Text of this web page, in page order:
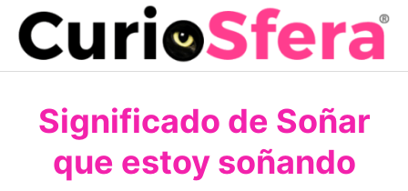
Saltar
contenido
Significado de Soñar
que estoy soñando